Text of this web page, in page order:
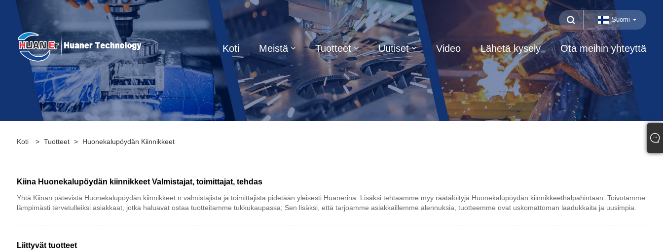
Suomi
Koti Meistä Tuotteet Uutiset Video Lähetä kysely Ota meihin yhteyttä
Koti > Tuotteet > Huonekalupöydän Kiinnikkeet
Kiina Huonekalupöydän kiinnikkeet Valmistajat, toimittajat, tehdas
Yhtä Kiinan pätevistä Huonekalupöydän kiinnikkeet:n valmistajista ja toimittajista pidetään yleisesti Huanerina. Lisäksi tehtaamme myy räätälöityjä Huonekalupöydän kiinnikkeethalpahintaan. Toivotamme
lämpimästi tervetulleiksi asiakkaat, jotka haluavat ostaa tuotteitamme tukkukaupassa; Sen lisäksi, että tarjoamme asiakkaillemme alennuksia, tuotteemme ovat uskomattoman laadukkaita ja uusimpia.
Liittyvät tuotteet